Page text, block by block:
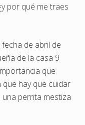
por qué me traes
de abril de
de la casa 9
que
hay que cuidar
perrita mestiza